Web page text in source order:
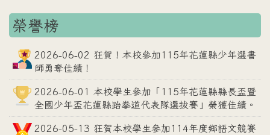
榮譽榜
2026-06-02 狂賀！本校參加115年花蓮縣少年選書
師勇奪佳績！
2026-06-01 本校學生參加「115年花蓮縣縣長盃暨
全國少年盃花蓮縣跆拳道代表隊選拔賽」榮獲佳績。
2026-05-13 狂賀本校學生參加114年度鄉語文競賽